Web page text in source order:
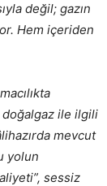
değil; gazın
Hem içeriden
ile ilgili
mevcut
yolun
sessiz